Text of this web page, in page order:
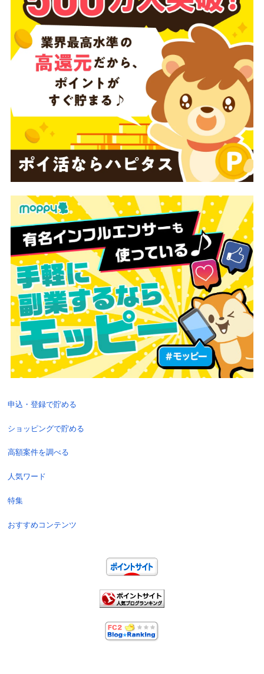
申込・登録で貯める
ショッピングで貯める
高額案件を調べる
人気ワード
特集
おすすめコンテンツ